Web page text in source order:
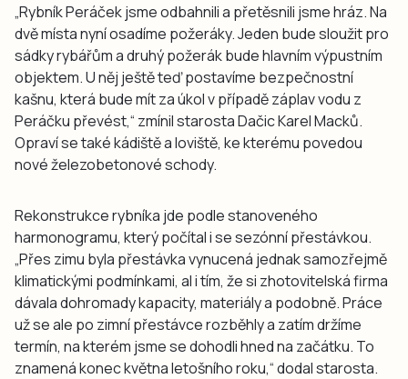
„Rybník Peráček jsme odbahnili a přetěsnili jsme hráz. Na
dvě místa nyní osadíme požeráky. Jeden bude sloužit pro
sádky rybářům a druhý požerák bude hlavním výpustním
objektem. U něj ještě teď postavíme bezpečnostní
kašnu, která bude mít za úkol v případě záplav vodu z
Peráčku převést,“ zmínil starosta Dačic Karel Macků.
Opraví se také kádiště a loviště, ke kterému povedou
nové železobetonové schody.
Rekonstrukce rybníka jde podle stanoveného
harmonogramu, který počítal i se sezónní přestávkou.
„Přes zimu byla přestávka vynucená jednak samozřejmě
klimatickými podmínkami, al i tím, že si zhotovitelská firma
dávala dohromady kapacity, materiály a podobně. Práce
už se ale po zimní přestávce rozběhly a zatím držíme
termín, na kterém jsme se dohodli hned na začátku. To
znamená konec května letošního roku,“ dodal starosta.